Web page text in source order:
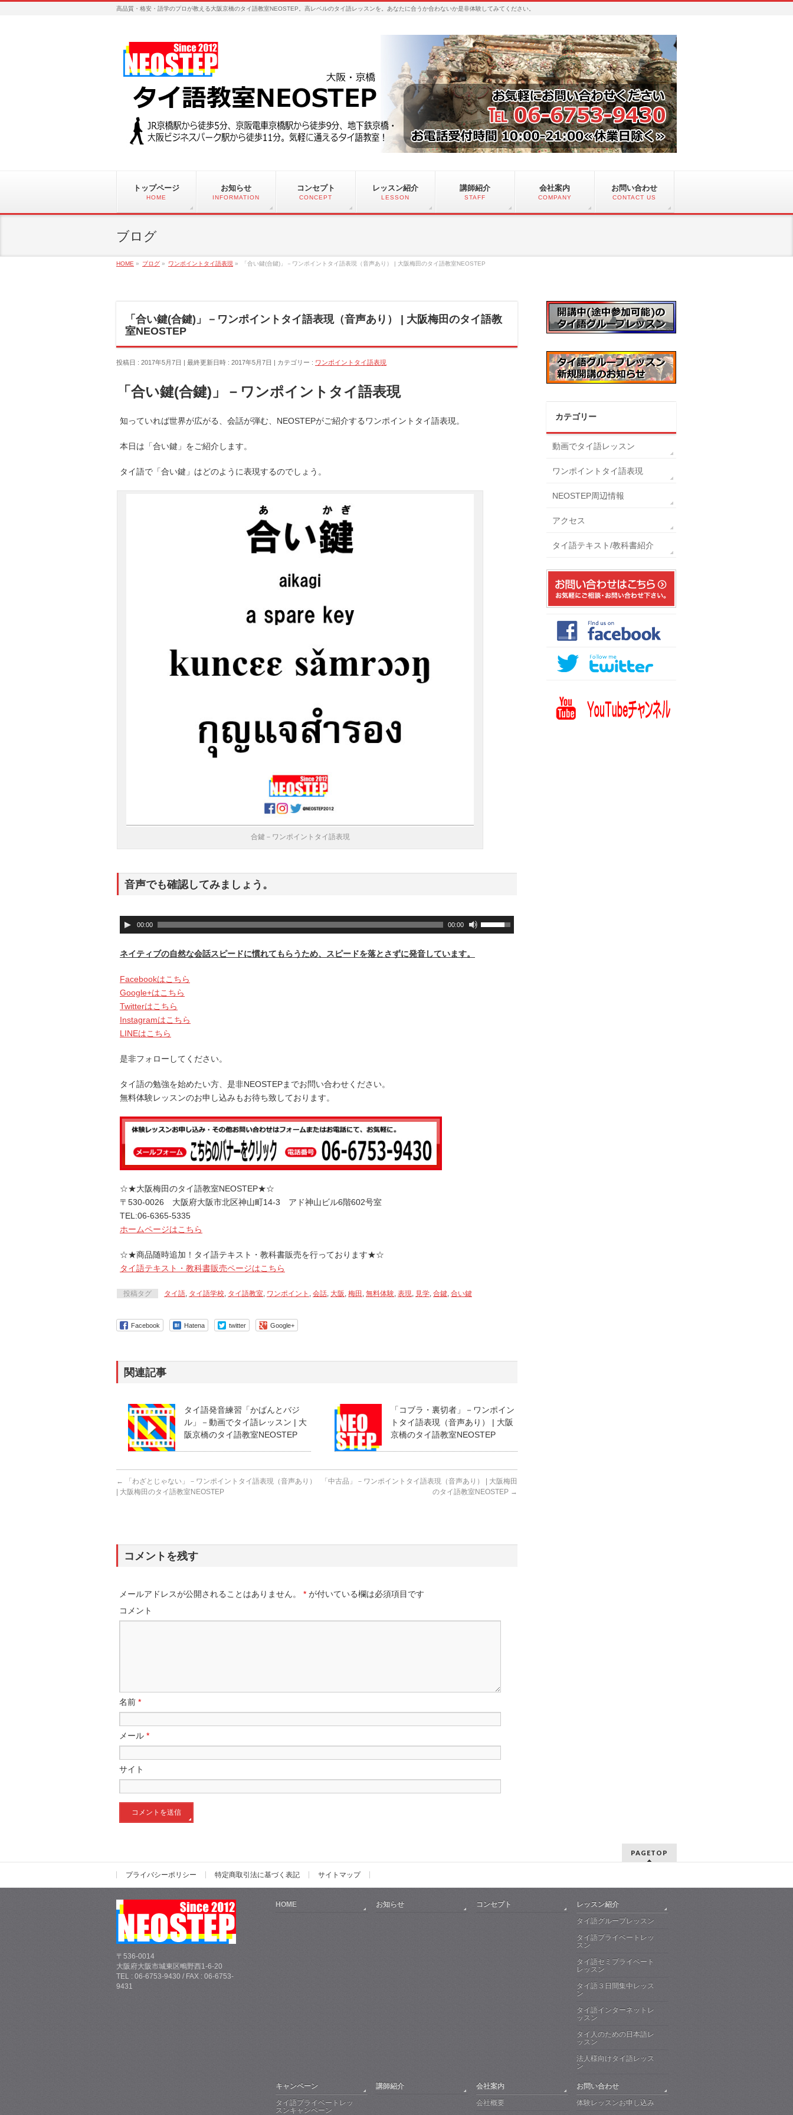
高品質・格安・語学のプロが教える大阪京橋のタイ語教室NEOSTEP。高レベルのタイ語レッスンを。あなたに合うか合わないか是非体験してみてください。
トップページ
HOME
お知らせ
INFORMATION
コンセプト
CONCEPT
レッスン紹介
LESSON
講師紹介
STAFF
会社案内
COMPANY
お問い合わせ
CONTACT US
ブログ
HOME » ブログ » ワンポイントタイ語表現 » 「合い鍵(合鍵)」－ワンポイントタイ語表現（音声あり） | 大阪梅田のタイ語教室NEOSTEP
「合い鍵(合鍵)」－ワンポイントタイ語表現（音声あり） | 大阪梅田のタイ語教
室NEOSTEP
投稿日 : 2017年5月7日 最終更新日時 : 2017年5月7日 カテゴリー : ワンポイントタイ語表現
「合い鍵(合鍵)」－ワンポイントタイ語表現
知っていれば世界が広がる、会話が弾む、NEOSTEPがご紹介するワンポイントタイ語表現。
本日は「合い鍵」をご紹介します。
タイ語で「合い鍵」はどのように表現するのでしょう。
合鍵－ワンポイントタイ語表現
音声でも確認してみましょう。
音
声
プ
ー
ヤ
ー
00:00 00:00
ボ
リ
ネイティブの自然な会話スピードに慣れてもらうため、スピードを落とさずに発音しています。
Facebookはこちら
Google+はこちら
Twitterはこちら
Instagramはこちら
LINEはこちら
是非フォローしてください。
タイ語の勉強を始めたい方、是非NEOSTEPまでお問い合わせください。
無料体験レッスンのお申し込みもお待ち致しております。
☆★大阪梅田のタイ語教室NEOSTEP★☆
〒530-0026 大阪府大阪市北区神山町14-3 アド神山ビル6階602号室
TEL:06-6365-5335
ホームページはこちら
☆★商品随時追加！タイ語テキスト・教科書販売を行っております★☆
タイ語テキスト・教科書販売ページはこちら
投稿タグ タイ語, タイ語学校, タイ語教室, ワンポイント , 会話, 大阪 , 梅田 , 無料体験, 表現, 見学, 合鍵, 合い鍵
Facebook Hatena twitter Google+
関連記事
タイ語発音練習「かばんとバジ
ル」－動画でタイ語レッスン | 大
阪京橋のタイ語教室NEOSTEP
「コブラ・裏切者」－ワンポイン
トタイ語表現（音声あり） | 大阪
京橋のタイ語教室NEOSTEP
←
「わざとじゃない」－ワンポイントタイ語表現（音声あり）
| 大阪梅田のタイ語教室NEOSTEP
「中古品」－ワンポイントタイ語表現（音声あり） | 大阪梅田
のタイ語教室NEOSTEP →
コメントを残す
メールアドレスが公開されることはありません。 * が付いている欄は必須項目です
コメント
名前 *
メール *
サイト
カテゴリー
動画でタイ語レッスン
ワンポイントタイ語表現
NEOSTEP周辺情報
アクセス
タイ語テキスト/教科書紹介
PAGETOP
プライバシーポリシー 特定商取引法に基づく表記 サイトマップ
〒536-0014
大阪府大阪市城東区鴫野西1-6-20
TEL : 06-6753-9430 / FAX : 06-6753-
9431
HOME お知らせ コンセプト
レッスン紹介
タイ語グループレッスン
タイ語プライベートレッ
スン
タイ語セミプライベート
レッスン
タイ語３日間集中レッス
ン
タイ語インターネットレ
ッスン
タイ人のための日本語レ
ッスン
法人様向けタイ語レッス
ン
キャンペーン
タイ語プライベートレッ
スンキャンペーン
講師紹介
会社案内
会社概要
お問い合わせ
体験レッスンお申し込み